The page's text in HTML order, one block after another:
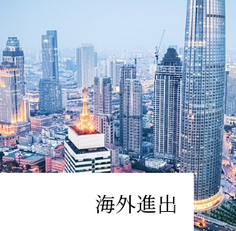
海外進出